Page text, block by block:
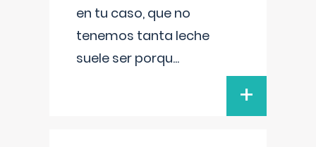
en tu caso, que no
tenemos tanta leche
suele ser porqu...
+